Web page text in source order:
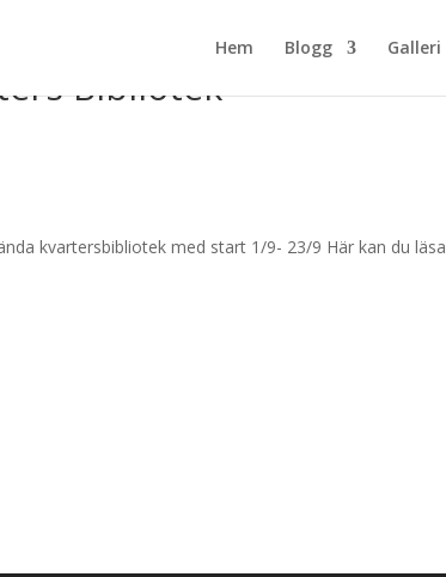
Hem Blogg Galleri
Bibliotek
kvartersbibliotek med start 1/9- 23/9 Här kan du läsa